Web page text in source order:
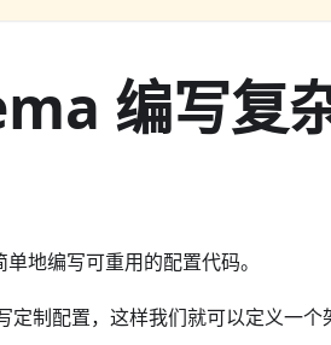
编写复
地编写可重用的配置代码。
制配置，这样我们就可以定义一个